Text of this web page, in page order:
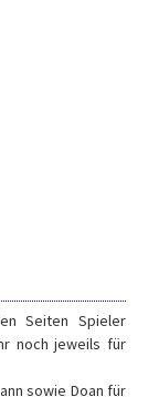
Seiten Spieler
noch jeweils für
sowie Doan für